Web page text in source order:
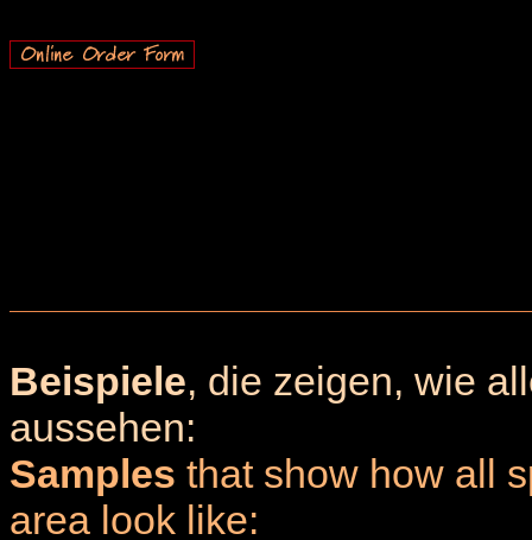
Beispiele, die zeigen, wie
aussehen:
Samples that show how all
area look like: